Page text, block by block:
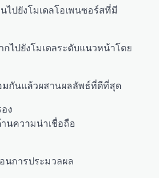
ปยังโมเดลโอเพนซอร์สที่มี
ปยังโมเดลระดับแนวหน้าโดย
กันแล้วผสานผลลัพธ์ที่ดีที่สุด
ง
นความน่าเชื่อถือ
นการประมวลผล